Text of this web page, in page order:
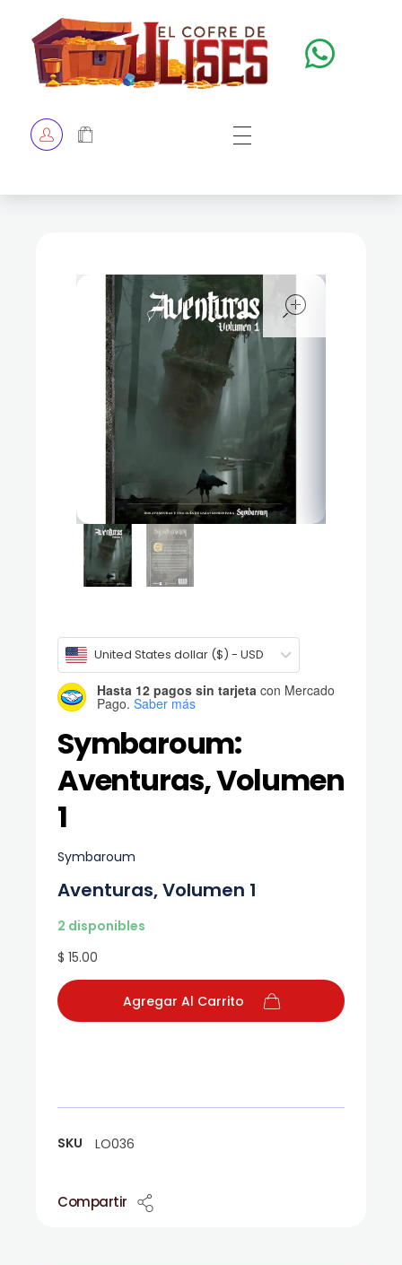
TIENDA
Symbaroum:
Aventuras, Volumen
1
$ 15.00
United States dollar ($) - USD
Symbaroum
Aventuras, Volumen 1
2 disponibles
Hasta 12 pagos sin tarjeta con Mercado
Pago. Saber más
Agregar Al Carrito
Compartir
SKU LO036